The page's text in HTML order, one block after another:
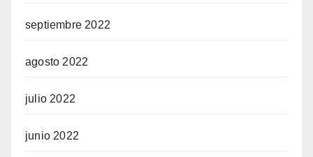
septiembre 2022
agosto 2022
julio 2022
junio 2022